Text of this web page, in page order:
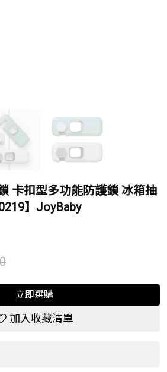
卡扣型多功能防護鎖 冰箱抽
】JoyBaby
立即選購
加入收藏清單